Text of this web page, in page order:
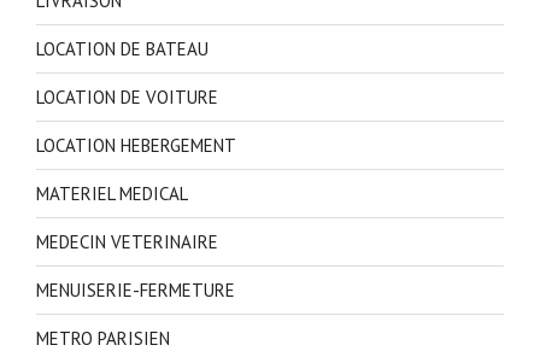
LOCATION DE BATEAU
LOCATION DE VOITURE
LOCATION HEBERGEMENT
MATERIEL MEDICAL
MEDECIN VETERINAIRE
MENUISERIE-FERMETURE
METRO PARISIEN